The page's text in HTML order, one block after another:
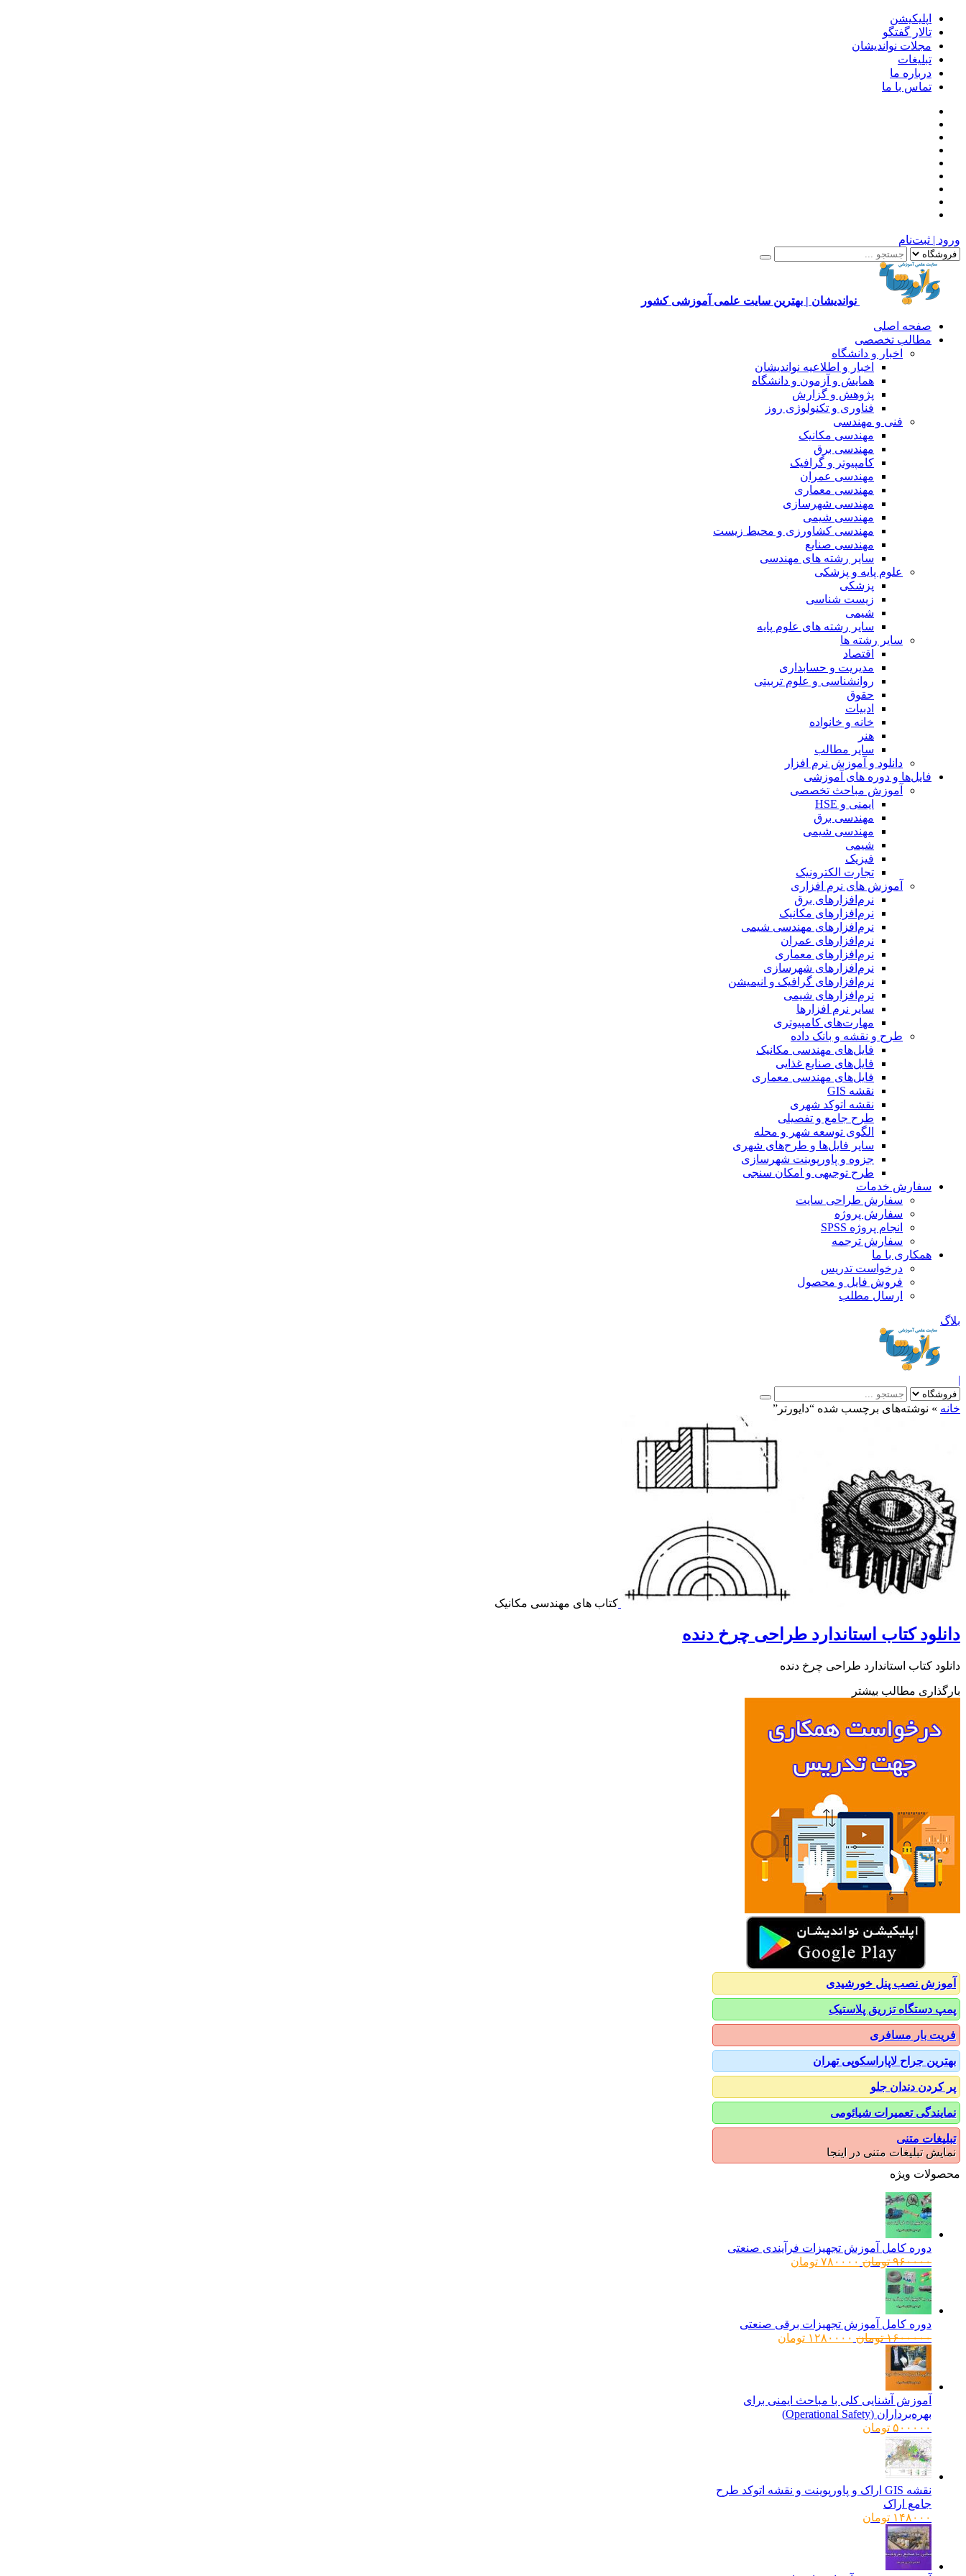
اپلیکیشن
تالار گفتگو
مجلات نواندیشان
تبلیغات
درباره ما
تماس با ما
ورود | ثبت‌نام
نواندیشان | بهترین سایت علمی آموزشی کشور
صفحه اصلی
مطالب تخصصی
اخبار و دانشگاه
اخبار و اطلاعیه نواندیشان
همایش و آزمون و دانشگاه
پژوهش و گزارش
فناوری و تکنولوژی روز
فنی و مهندسی
مهندسی مکانیک
مهندسی برق
کامپیوتر و گرافیک
مهندسی عمران
مهندسی معماری
مهندسی شهرسازی
مهندسی شیمی
مهندسی کشاورزی و محیط زیست
مهندسی صنایع
سایر رشته های مهندسی
علوم پایه و پزشکی
پزشکی
زیست شناسی
شیمی
سایر رشته های علوم پایه
سایر رشته ها
اقتصاد
مدیریت و حسابداری
روانشناسی و علوم تربیتی
حقوق
ادبیات
خانه و خانواده
هنر
سایر مطالب
دانلود و آموزش نرم افزار
فایل‌ها و دوره های آموزشی
آموزش مباحث تخصصی
ایمنی و HSE
مهندسی برق
مهندسی شیمی
شیمی
فیزیک
تجارت الکترونیک
آموزش های نرم افزاری
نرم‌افزارهای برق
نرم‌افزارهای مکانیک
نرم‌افزارهای مهندسی شیمی
نرم‌افزارهای عمران
نرم‌افزارهای معماری
نرم‌افزارهای شهرسازی
نرم‌افزارهای گرافیک و انیمیشن
نرم‌افزارهای شیمی
سایر نرم افزارها
مهارت‌های کامپیوتری
طرح و نقشه و بانک داده
فایل‌های مهندسی مکانیک
فایل‌های صنایع غذایی
فایل‌های مهندسی معماری
نقشه GIS
نقشه اتوکد شهری
طرح جامع و تفصیلی
الگوی توسعه شهر و محله
سایر فایل‌ها و طرح‌های شهری
جزوه و پاورپوینت شهرسازی
طرح توجیهی و امکان سنجی
سفارش خدمات
سفارش طراحی سایت
سفارش پروژه
انجام پروژه SPSS
سفارش ترجمه
همکاری با ما
درخواست تدریس
فروش فایل و محصول
ارسال مطلب
بلاگ
|
خانه » نوشته‌های برچسب شده “دايورتر”
کتاب های مهندسی مکانیک
دانلود کتاب استاندارد طراحی چرخ دنده
دانلود کتاب استاندارد طراحی چرخ دنده
بارگذاری مطالب بیشتر
آموزش نصب پنل خورشیدی
پمپ دستگاه تزریق پلاستیک
فریت بار مسافری
بهترین جراح لاپاراسکوپی تهران
پر کردن دندان جلو
نمایندگی تعمیرات شیائومی
تبلیغات متنی
نمایش تبلیغات متنی در اینجا
محصولات ویژه
دوره کامل آموزش تجهیزات فرآیندی صنعتی
۹۶۰۰۰۰ تومان قیمت
۷۸۰۰۰۰ تومان
دوره کامل آموزش تجهیزات برقی صنعتی
۱۶۰۰۰۰۰ تومان قیمت
۱۲۸۰۰۰۰ تومان
آموزش آشنایی کلی با مباحث ایمنی برای
بهره‌برداران (Operational Safety)
۵۰۰۰۰۰ تومان
نقشه GIS اراک و پاورپوینت و نقشه اتوکد طرح
جامع اراک
۱۴۸۰۰۰ تومان